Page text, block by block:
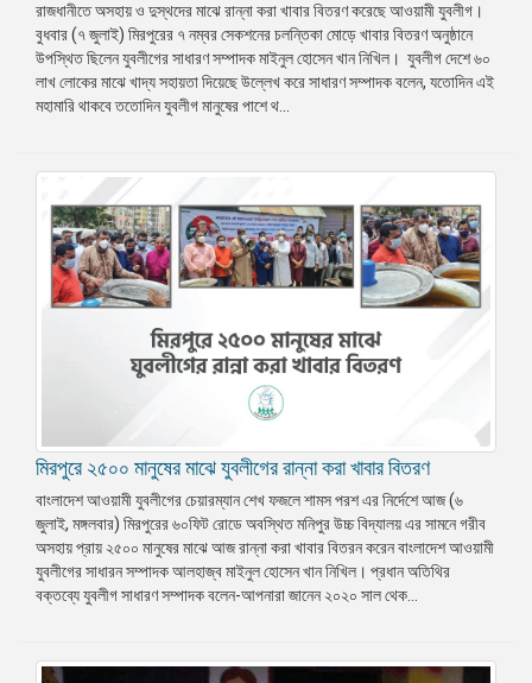
রাজধানীতে অসহায় ও দুস্থদের মাঝে রান্না করা খাবার বিতরণ করেছে আওয়ামী যুবলীগ।
বুধবার (৭ জুলাই) মিরপুরের ৭ নম্বর সেকশনের চলন্তিকা মোড়ে খাবার বিতরণ অনুষ্ঠানে
উপস্থিত ছিলেন যুবলীগের সাধারণ সম্পাদক মাইনুল হোসেন খান নিখিল। যুবলীগ দেশে ৬০
লাখ লোকের মাঝে খাদ্য সহায়তা দিয়েছে উল্লেখ করে সাধারণ সম্পাদক বলেন, যতোদিন এই
মহামারি থাকবে ততোদিন যুবলীগ মানুষের পাশে থ...
মিরপুরে ২৫০০ মানুষের মাঝে যুবলীগের রান্না করা খাবার বিতরণ
বাংলাদেশ আওয়ামী যুবলীগের চেয়ারম্যান শেখ ফজলে শামস পরশ এর নির্দেশে আজ (৬
জুলাই, মঙ্গলবার) মিরপুরের ৬০ফিট রোডে অবস্থিত মনিপুর উচ্চ বিদ্যালয় এর সামনে গরীব
অসহায় প্রায় ২৫০০ মানুষের মাঝে আজ রান্না করা খাবার বিতরন করেন বাংলাদেশ আওয়ামী
যুবলীগের সাধারন সম্পাদক আলহাজ্ব মাইনুল হোসেন খান নিখিল। প্রধান অতিথির
বক্তব্যে যুবলীগ সাধারণ সম্পাদক বলেন-আপনারা জানেন ২০২০ সাল থেক...